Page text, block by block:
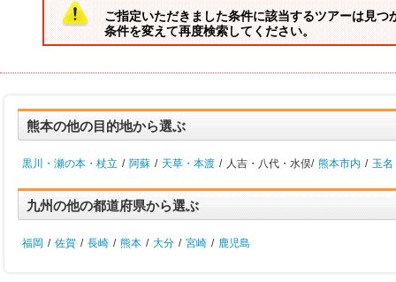
ご指定いただきました条件に該当するツアーは見つ
条件を変えて再度検索してください。
熊本の他の目的地から選ぶ
黒川・瀬の本・杖立 / 阿蘇 / 天草・本渡 / 人吉・八代・水俣/ 熊本市内 / 玉名
九州の他の都道府県から選ぶ
福岡 / 佐賀 / 長崎 / 熊本 / 大分 / 宮崎 / 鹿児島